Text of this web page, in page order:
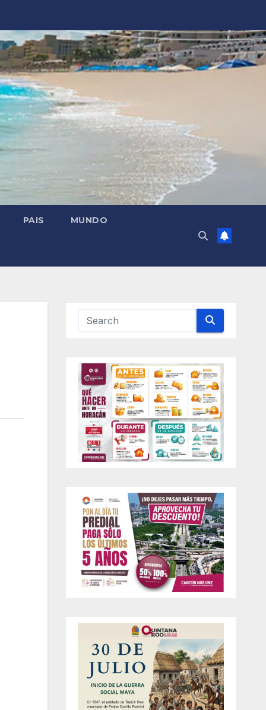
PAIS MUNDO